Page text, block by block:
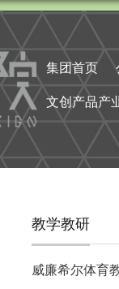
集团首页
文创产品产
教学教研
威廉希尔体育